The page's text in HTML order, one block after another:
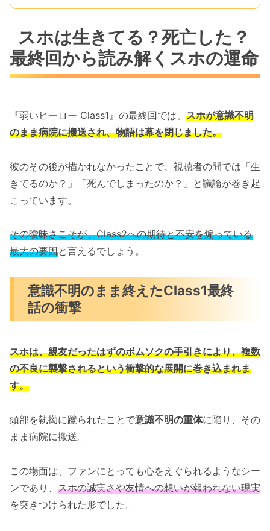
スホは生きてる？死亡した？
最終回から読み解くスホの運命
『弱いヒーロー Class1』の最終回では、 スホが意識不明
のまま病院に搬送され、物語は幕を閉じました。
彼のその後が描かれなかったことで、視聴者の間では「生
きてるのか？」「死んでしまったのか？」と議論が巻き起
こっています。
その曖昧さこそが、Class2への期待と不安を煽っている
最大の要因と言えるでしょう。
意識不明のまま終えたClass1最終
話の衝撃
スホは、親友だったはずのボムソクの手引きにより、複数
の不良に襲撃されるという衝撃的な展開に巻き込まれま
す。
頭部を執拗に蹴られたことで意識不明の重体に陥り、その
まま病院に搬送。
この場面は、ファンにとっても心をえぐられるようなシー
ンであり、 スホの誠実さや友情への想いが報われない現実
を突きつけられた形でした。